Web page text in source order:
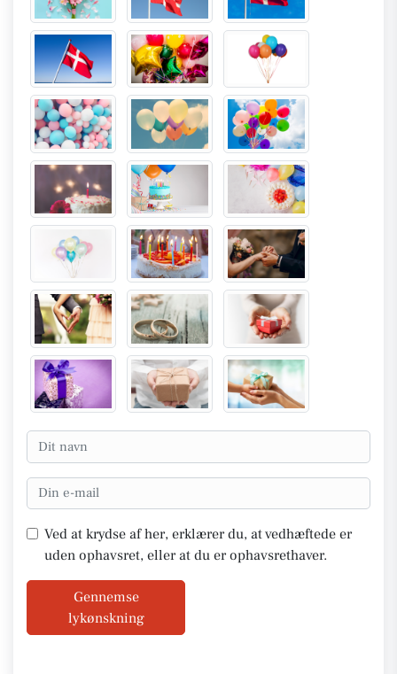
Ved at krydse af her, erklærer du, at vedhæftede er
uden ophavsret, eller at du er ophavsrethaver.
Gennemse
lykønskning